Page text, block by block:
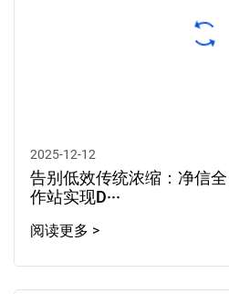
2025-12-12
告别低效传统浓缩：净信
作站实现D···
阅读更多 >